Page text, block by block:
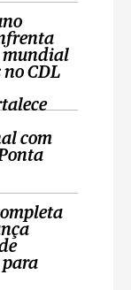
mundial
CDL
com